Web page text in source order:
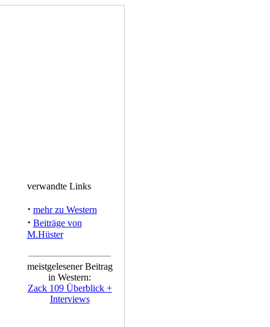
verwandte Links
· mehr zu Western
· Beiträge von
M.Hüster
meistgelesener Beitrag
in Western:
Zack 109 Überblick +
Interviews